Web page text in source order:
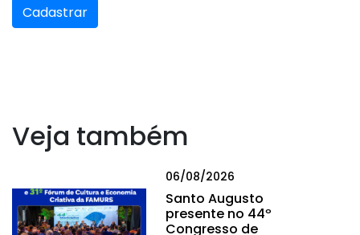
Cadastrar
Veja também
06/08/2026
Santo Augusto
presente no 44º
Congresso de